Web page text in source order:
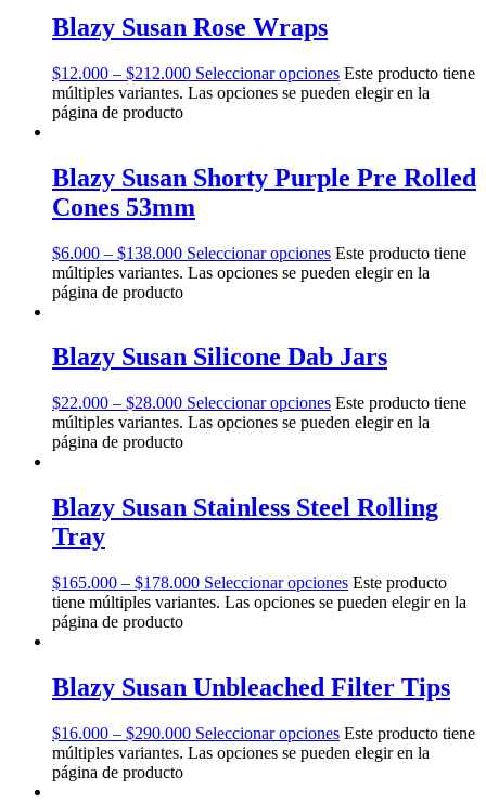
Blazy Susan Rose Wraps
$12.000 – $212.000 Seleccionar opciones Este producto tiene
múltiples variantes. Las opciones se pueden elegir en la
página de producto
Blazy Susan Shorty Purple Pre Rolled
Cones 53mm
$6.000 – $138.000 Seleccionar opciones Este producto tiene
múltiples variantes. Las opciones se pueden elegir en la
página de producto
Blazy Susan Silicone Dab Jars
$22.000 – $28.000 Seleccionar opciones Este producto tiene
múltiples variantes. Las opciones se pueden elegir en la
página de producto
Blazy Susan Stainless Steel Rolling
Tray
$165.000 – $178.000 Seleccionar opciones Este producto
tiene múltiples variantes. Las opciones se pueden elegir en la
página de producto
Blazy Susan Unbleached Filter Tips
$16.000 – $290.000 Seleccionar opciones Este producto tiene
múltiples variantes. Las opciones se pueden elegir en la
página de producto